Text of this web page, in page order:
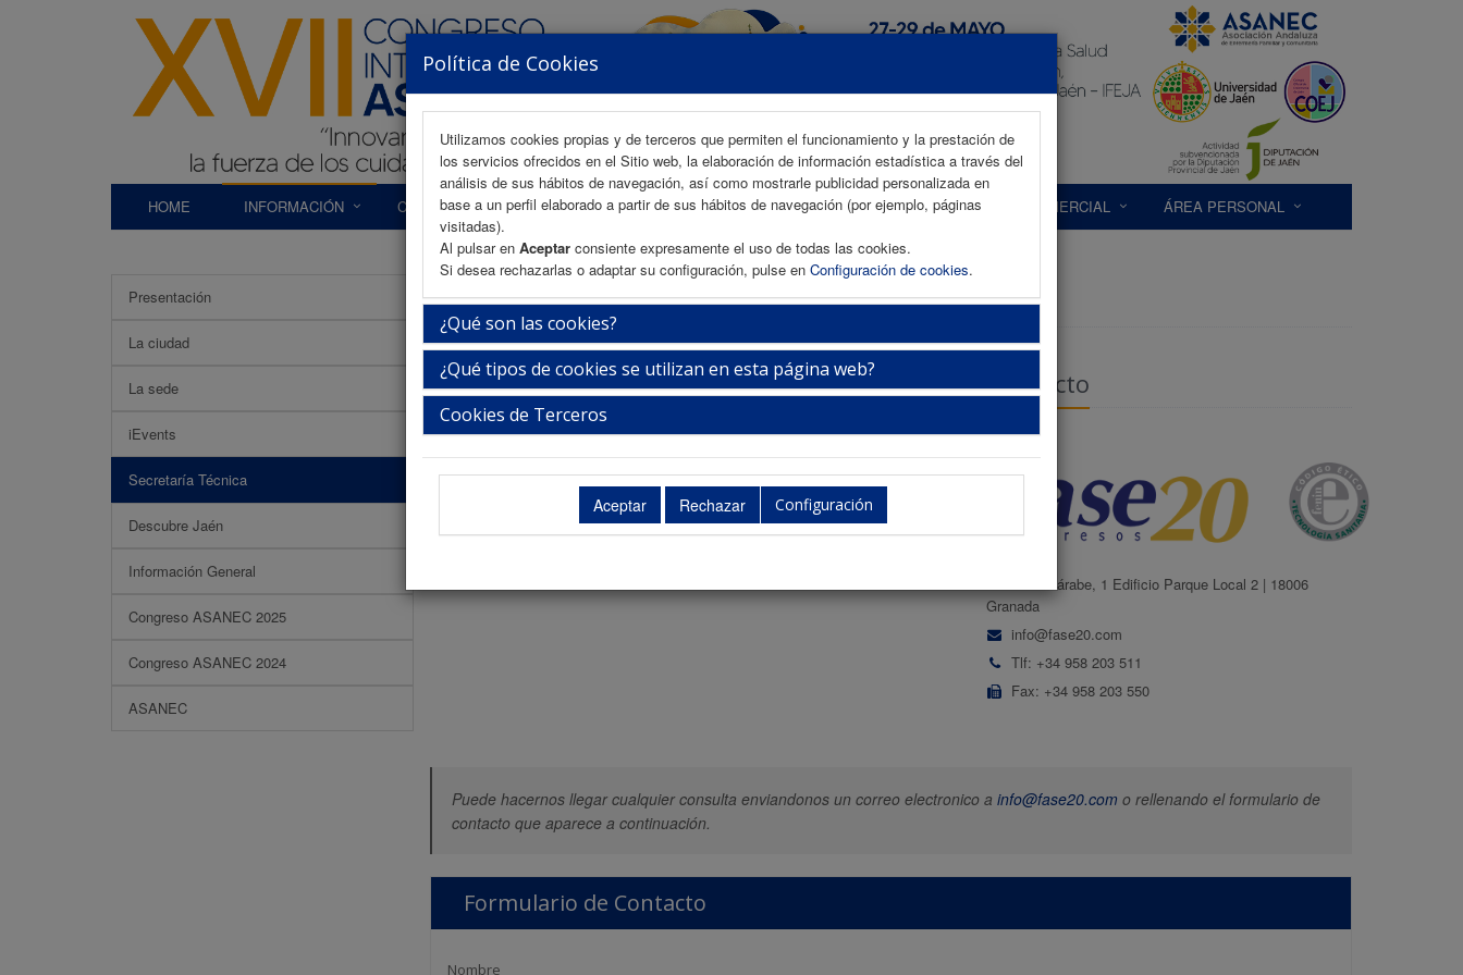
Política de Cookies
Utilizamos cookies propias y de terceros que permiten el funcionamiento y la prestación de
los servicios ofrecidos en el Sitio web, la elaboración de información estadística a través del
análisis de sus hábitos de navegación, así como mostrarle publicidad personalizada en
base a un perfil elaborado a partir de sus hábitos de navegación (por ejemplo, páginas
visitadas).
Al pulsar en Aceptar consiente expresamente el uso de todas las cookies.
Si desea rechazarlas o adaptar su configuración, pulse en Configuración de cookies.
¿Qué son las cookies?
¿Qué tipos de cookies se utilizan en esta página web?
Cookies de Terceros
Configuración
HOME INFORMACIÓN COMITÉS AREA CIENTÍFICA INSCRIPCIÓN ALOJAMIENTO EXP. COMERCIAL ÁREA PERSONAL
Presentación
La ciudad
La sede
iEvents
Secretaría Técnica
Descubre Jaén
Información General
Congreso ASANEC 2025
Congreso ASANEC 2024
ASANEC
Secretaría Técnica
Contacto
C/ Mozárabe, 1 Edificio Parque Local 2 | 18006
Granada
info@fase20.com
Tlf: +34 958 203 511
Fax: +34 958 203 550
Puede hacernos llegar cualquier consulta enviandonos un correo electronico a info@fase20.com o rellenando el formulario de
contacto que aparece a continuación.
Formulario de Contacto
Nombre